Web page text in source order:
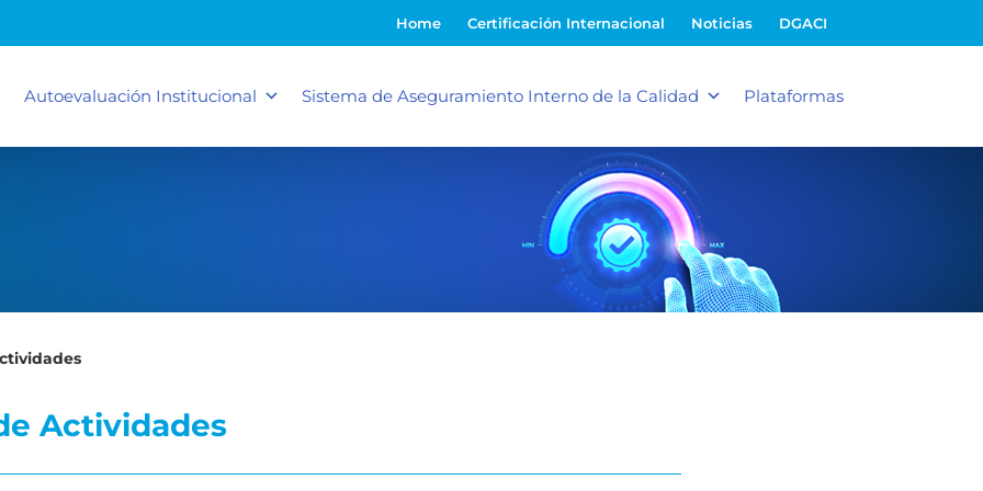
Home Certificación Internacional Noticias DGACI
Autoevaluación Institucional Sistema de Aseguramiento Interno de la Calidad Plataformas
Actividades